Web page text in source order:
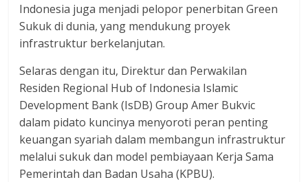
Indonesia juga menjadi pelopor penerbitan Green
Sukuk di dunia, yang mendukung proyek
infrastruktur berkelanjutan.
Selaras dengan itu, Direktur dan Perwakilan
Residen Regional Hub of Indonesia Islamic
Development Bank (IsDB) Group Amer Bukvic
dalam pidato kuncinya menyoroti peran penting
keuangan syariah dalam membangun infrastruktur
melalui sukuk dan model pembiayaan Kerja Sama
Pemerintah dan Badan Usaha (KPBU).